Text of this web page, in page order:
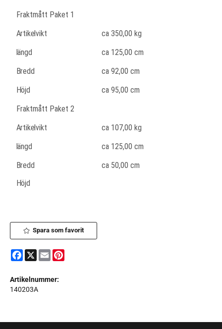
Fraktmått Paket 1
Artikelvikt
ca 350,00 kg
längd
ca 125,00 cm
Bredd
ca 92,00 cm
Höjd
ca 95,00 cm
Fraktmått Paket 2
Artikelvikt
ca 107,00 kg
längd
ca 125,00 cm
Bredd
ca 50,00 cm
Höjd
Spara som favorit
Facebook
X Email
Artikelnummer:
140203A